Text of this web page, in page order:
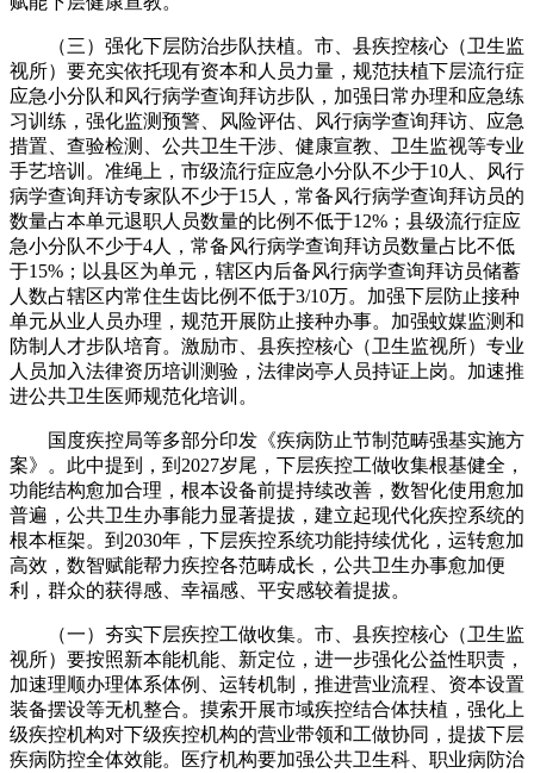
（三）强化下层防治步队扶植。市、县疾控核心（卫生监
视所）要充实依托现有资本和人员力量，规范扶植下层流行症
应急小分队和风行病学查询拜访步队，加强日常办理和应急练
习训练，强化监测预警、风险评估、风行病学查询拜访、应急
措置、查验检测、公共卫生干涉、健康宣教、卫生监视等专业
手艺培训。准绳上，市级流行症应急小分队不少于10人、风行
病学查询拜访专家队不少于15人，常备风行病学查询拜访员的
数量占本单元退职人员数量的比例不低于12%；县级流行症应
急小分队不少于4人，常备风行病学查询拜访员数量占比不低
于15%；以县区为单元，辖区内后备风行病学查询拜访员储蓄
人数占辖区内常住生齿比例不低于3/10万。加强下层防止接种
单元从业人员办理，规范开展防止接种办事。加强蚊媒监测和
防制人才步队培育。激励市、县疾控核心（卫生监视所）专业
人员加入法律资历培训测验，法律岗亭人员持证上岗。加速推
进公共卫生医师规范化培训。
国度疾控局等多部分印发《疾病防止节制范畴强基实施方
案》。此中提到，到2027岁尾，下层疾控工做收集根基健全，
功能结构愈加合理，根本设备前提持续改善，数智化使用愈加
普遍，公共卫生办事能力显著提拔，建立起现代化疾控系统的
根本框架。到2030年，下层疾控系统功能持续优化，运转愈加
高效，数智赋能帮力疾控各范畴成长，公共卫生办事愈加便
利，群众的获得感、幸福感、平安感较着提拔。
（一）夯实下层疾控工做收集。市、县疾控核心（卫生监
视所）要按照新本能机能、新定位，进一步强化公益性职责，
加速理顺办理体系体例、运转机制，推进营业流程、资本设置
装备摆设等无机整合。摸索开展市域疾控结合体扶植，强化上
级疾控机构对下级疾控机构的营业带领和工做协同，提拔下层
疾病防控全体效能。医疗机构要加强公共卫生科、职业病防治